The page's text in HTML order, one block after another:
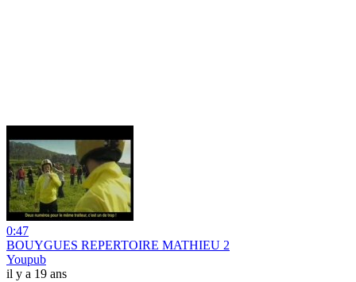
0:47
BOUYGUES REPERTOIRE MATHIEU 2
Youpub
il y a 19 ans